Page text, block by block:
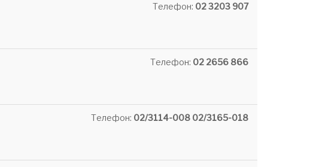
Телефон: 02 3203 907
Телефон: 02 2656 866
Телефон: 02/3114-008 02/3165-018